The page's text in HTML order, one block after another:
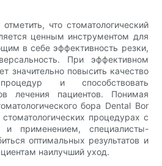
что стоматологический
ценным инструментом для
в себе эффективность резки,
При эффективном
значительно повысить качество
процедур и способствовать
лечения пациентов. Понимая
бора Dental Bor
процедурах с
и применением, специалисты-
оптимальных результатов и
наилучший уход.